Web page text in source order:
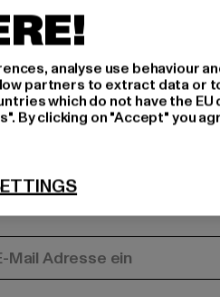
analyse use behaviour
partners to extract data or
which do not have the EU
By clicking on "Accept" you